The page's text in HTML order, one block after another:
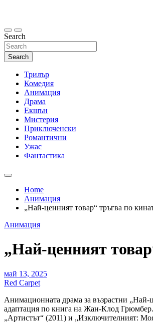
Search
Search
Трилър
Комедия
Анимация
Драма
Екшън
Мистерия
Приключенски
Романтични
Ужас
Фантастика
Home
Анимация
„Най-ценният товар“ тръгва по
Анимация
„Най-ценният
май 13, 2025
Red Carpet
Анимационната драма за възрастни „Най-
адаптация по книга на Жан-Клод
„Артистът“ (2011) и „Изключителният: